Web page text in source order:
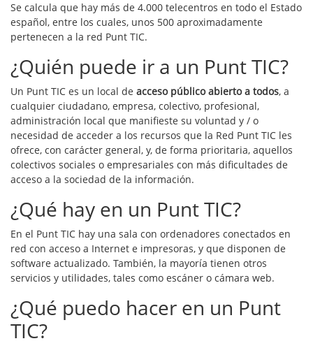
Se calcula que hay más de 4.000 telecentros en todo el Estado
español, entre los cuales, unos 500 aproximadamente
pertenecen a la red Punt TIC.
¿Quién puede ir a un Punt TIC?
Un Punt TIC es un local de acceso público abierto a todos, a
cualquier ciudadano, empresa, colectivo, profesional,
administración local que manifieste su voluntad y / o
necesidad de acceder a los recursos que la Red Punt TIC les
ofrece, con carácter general, y, de forma prioritaria, aquellos
colectivos sociales o empresariales con más dificultades de
acceso a la sociedad de la información.
¿Qué hay en un Punt TIC?
En el Punt TIC hay una sala con ordenadores conectados en
red con acceso a Internet e impresoras, y que disponen de
software actualizado. También, la mayoría tienen otros
servicios y utilidades, tales como escáner o cámara web.
¿Qué puedo hacer en un Punt
TIC?